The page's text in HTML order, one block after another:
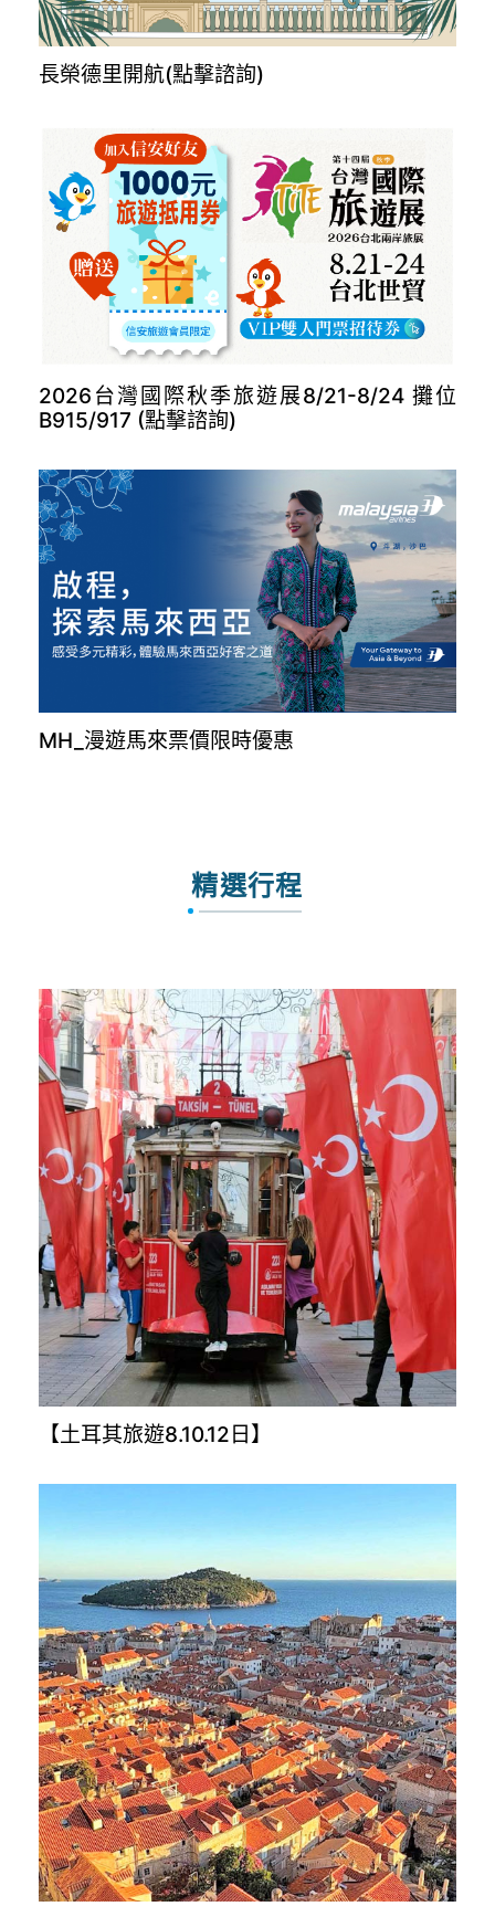
長榮德里開航(點擊諮詢)
2026台灣國際秋季旅遊展8/21-8/24 攤位
B915/917 (點擊諮詢)
MH_漫遊馬來票價限時優惠
精選行程
【土耳其旅遊8.10.12日】